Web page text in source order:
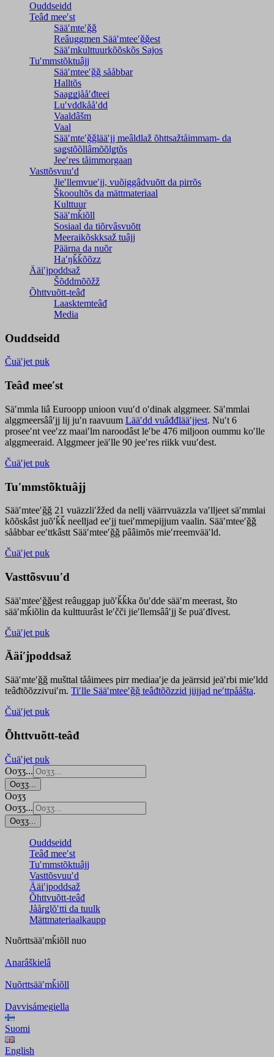
Ouddseidd
Teâđ meeʹst
Sääʹmteʹǧǧ
Reâuggmen Sääʹmteeʹǧǧest
Sääʹmkulttuurkõõskõs Sajos
Tuʹmmstõktuâjj
Sääʹmteeʹǧǧ sååbbar
Halltõs
Saaǥǥjååʹđteei
Luʹvddkååʹdd
Vaaldâšm
Vaal
Sääʹmteʹǧǧlääʹjj meâldlaž õhttsažtåimmam- da
saǥstõõllâmõõlǥtõs
Jeeʹres tåimmorgaan
Vasttõsvuuʹd
Jieʹllemvueʹjj, vuõiggâdvuõtt da pirrõs
Škooultõs da mättmateriaal
Kulttuur
Sääʹmǩiõll
Sosiaal da tiõrvâsvuõtt
Meeraikõskksaž tuâjj
Päärna da nuõr
Haʹŋǩǩõõzz
Ääiʹjpoddsaž
Šõddmõõžž
Õhttvuõtt-teâđ
Laasktemteâđ
Media
Ouddseidd
Čuäʹjet puk
Teâđ meeʹst
Säʹmmla liâ Euroopp unioon vuuʹd oʹdinak alggmeer. Säʹmmlai
alggmeersââʹjj lij juʹn raavuum Lääʹdd vuâđđlääʹjjest. Nuʹt 6
proseeʹnt veeʹzz maaiʹlm naroodâst leʹbe 476 miljoon oummu koʹlle
alggmeeraid. Alggmeer jeäʹlle 90 jeeʹres riikk vuuʹdest.
Čuäʹjet puk
Tuʹmmstõktuâjj
Sääʹmteeʹǧǧ 21 vuäzzliʹžžed da nellj väärrvuäzzla vaʹlljeet säʹmmlai
kõõskâst juõʹǩǩ neelljad eeʹjj tueiʹmmepijjum vaalin. Sääʹmteeʹǧǧ
sååbbar eeʹttkâstt Sääʹmteeʹǧǧ pââimõs mieʹrreemvääʹld.
Čuäʹjet puk
Vasttõsvuuʹd
Sääʹmteeʹǧǧest reâuggap juõʹǩǩka õuʹdde sääʹm meerast, što
sääʹmǩiõlin da kulttuurâst leʹčči jieʹllemsââʹjj še puäʹđlvest.
Čuäʹjet puk
Ääiʹjpoddsaž
Sääʹmteʹǧǧ mušttal tååimees pirr mediaaʹje da jeärrsid jeäʹrbi mieʹldd
teâđtõõzzivuiʹm. Tiʹlle Sääʹmteeʹǧǧ teâđtõõzzid jiijjad neʹttpååšta.
Čuäʹjet puk
Õhttvuõtt-teâđ
Čuäʹjet puk
Ooʒʒ...
Ooʒʒ...
Ooʒʒ
Ooʒʒ...
Ooʒʒ...
Ouddseidd
Teâđ meeʹst
Tuʹmmstõktuâjj
Vasttõsvuuʹd
Ääiʹjpoddsaž
Õhttvuõtt-teâđ
Jåårǥlõʹtti da tuulk
Mättmateriaalkaupp
Nuõrttsääʹmǩiõll nuo
Anarâškielâ
Nuõrttsääʹmǩiõll
Davvisámegiella
Suomi
English